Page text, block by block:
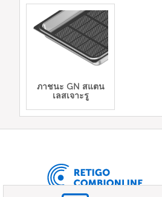
ภาชนะ GN สแตน
เลสเจาะรู